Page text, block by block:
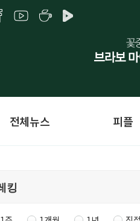
전체뉴스 피플